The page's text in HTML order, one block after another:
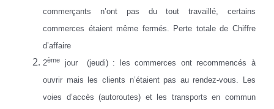
commerçants n’ont pas du tout travaillé, certains
commerces étaient même fermés. Perte totale de Chiffre
d’affaire
2ème
jour (jeudi) : les commerces ont recommencés à
ouvrir mais les clients n’étaient pas au rendez-vous. Les
voies d’accès (autoroutes) et les transports en commun